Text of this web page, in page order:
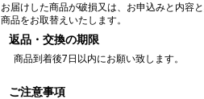
お届けした商品が破損又は、お申込みと内容と
商品をお取替えいたします。
返品・交換の期限
商品到着後7日以内にお願い致します。
ご注意事項